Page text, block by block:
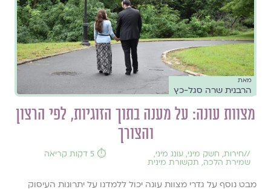
מאת
הרבנית שרה סגל-כץ
מצוות עונה: על מענה בתוך הזוגיות, לפי הרצון
והצורך
//חירות, חשק מיני, עונג מיני,
שמירת הלכה, תקשורת מינית
⏱️ 5 דקות קריאה
מבט נוסף על גדרי מצוות עונה יכול ללמדנו על יתרונות העיסוק